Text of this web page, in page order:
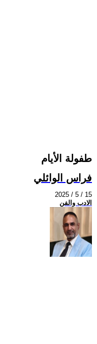
طفولة الأيام
فراس الوائلي
2025 / 5 / 15
الادب والفن